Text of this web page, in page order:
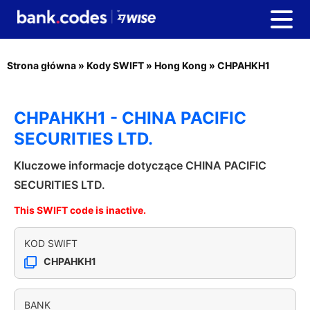
Strona główna » Kody SWIFT » Hong Kong » CHPAHKH1
CHPAHKH1 - CHINA PACIFIC
SECURITIES LTD.
Kluczowe informacje dotyczące CHINA PACIFIC
SECURITIES LTD.
This SWIFT code is inactive.
KOD SWIFT
CHPAHKH1
BANK